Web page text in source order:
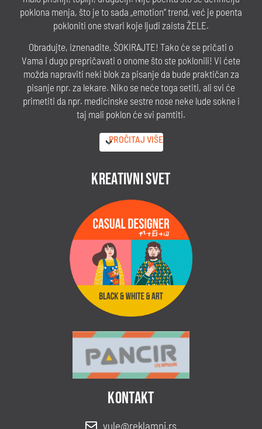
poklona menja, što je to sada „emotion“ trend, već je poenta
pokloniti one stvari koje ljudi zaista ŽELE.
Obradujte, iznenadite, ŠOKIRAJTE! Tako će se pričati o
Vama i dugo prepričavati o onome što ste poklonili! Vi ćete
možda napraviti neki blok za pisanje da bude praktičan za
pisanje npr. za lekare. Niko se neće toga setiti, ali svi će
primetiti da npr. medicinske sestre nose neke lude sokne i
taj mali poklon će svi pamtiti.
PROČITAJ VIŠE
KREATIVNI SVET
Kontakt
vule@reklamni.rs